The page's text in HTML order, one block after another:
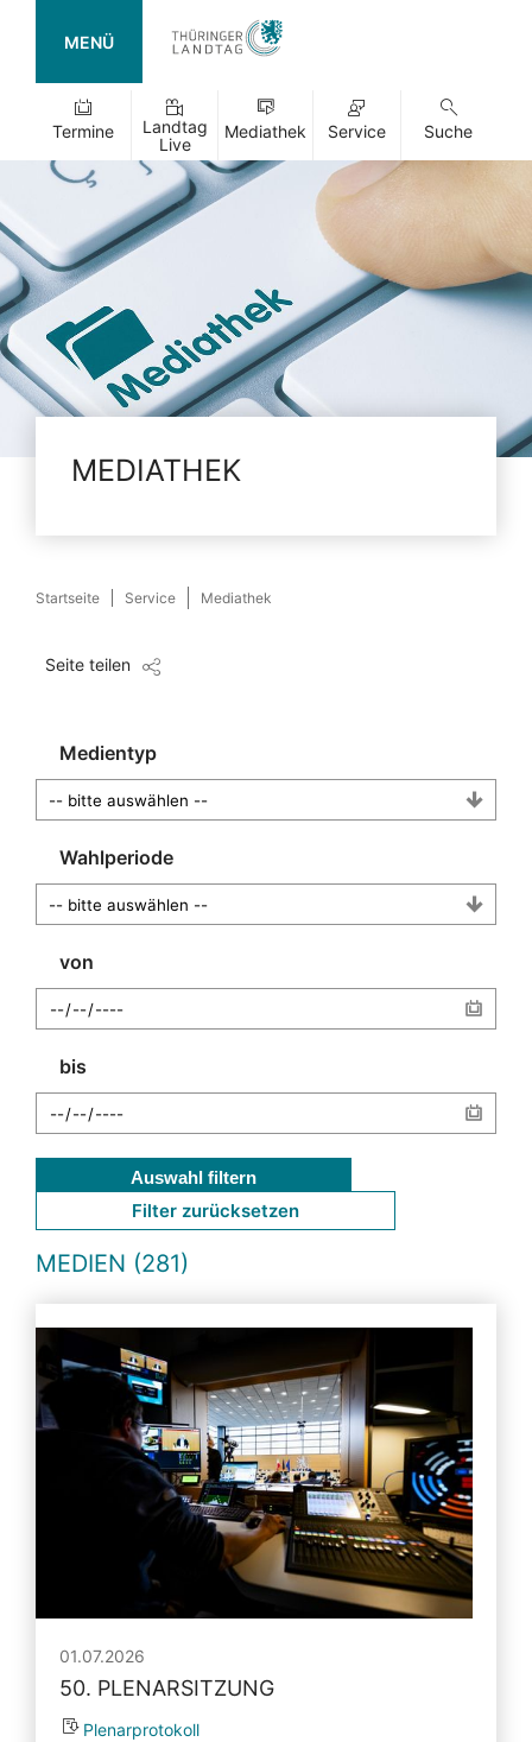
MENÜ
Termine
Landtag
Live
Mediathek Service Suche
MEDIATHEK
Startseite Service Mediathek
Seite teilen
Medientyp
Wahlperiode
von
bis
Auswahl filtern
Filter zurücksetzen
MEDIEN (281)
01.07.2026
50. PLENARSITZUNG
Plenarprotokoll